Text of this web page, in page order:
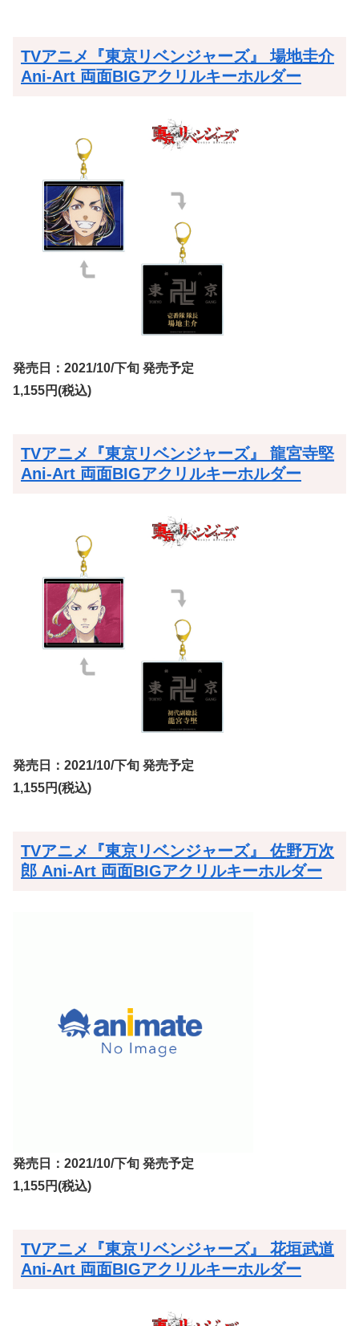
TVアニメ『東京リベンジャーズ』 場地圭介
Ani-Art 両面BIGアクリルキーホルダー
発売日：2021/10/下旬 発売予定
1,155円(税込)
TVアニメ『東京リベンジャーズ』 龍宮寺堅
Ani-Art 両面BIGアクリルキーホルダー
発売日：2021/10/下旬 発売予定
1,155円(税込)
TVアニメ『東京リベンジャーズ』 佐野万次
郎 Ani-Art 両面BIGアクリルキーホルダー
発売日：2021/10/下旬 発売予定
1,155円(税込)
TVアニメ『東京リベンジャーズ』 花垣武道
Ani-Art 両面BIGアクリルキーホルダー